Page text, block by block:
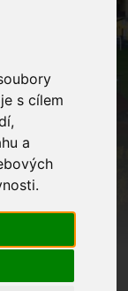
s cílem
a
zoubky